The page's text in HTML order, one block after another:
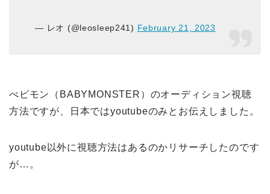
— レオ (@leosleep241) February 21, 2023
べビモン（BABYMONSTER）のオーディション視聴
方法ですが、日本ではyoutubeのみとお伝えしました。
youtube以外に視聴方法はあるのかリサーチしたのです
が…。